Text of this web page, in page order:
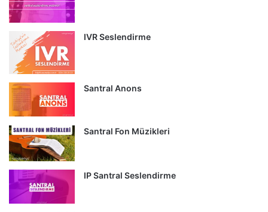
IVR Seslendirme
Santral Anons
Santral Fon Müzikleri
IP Santral Seslendirme